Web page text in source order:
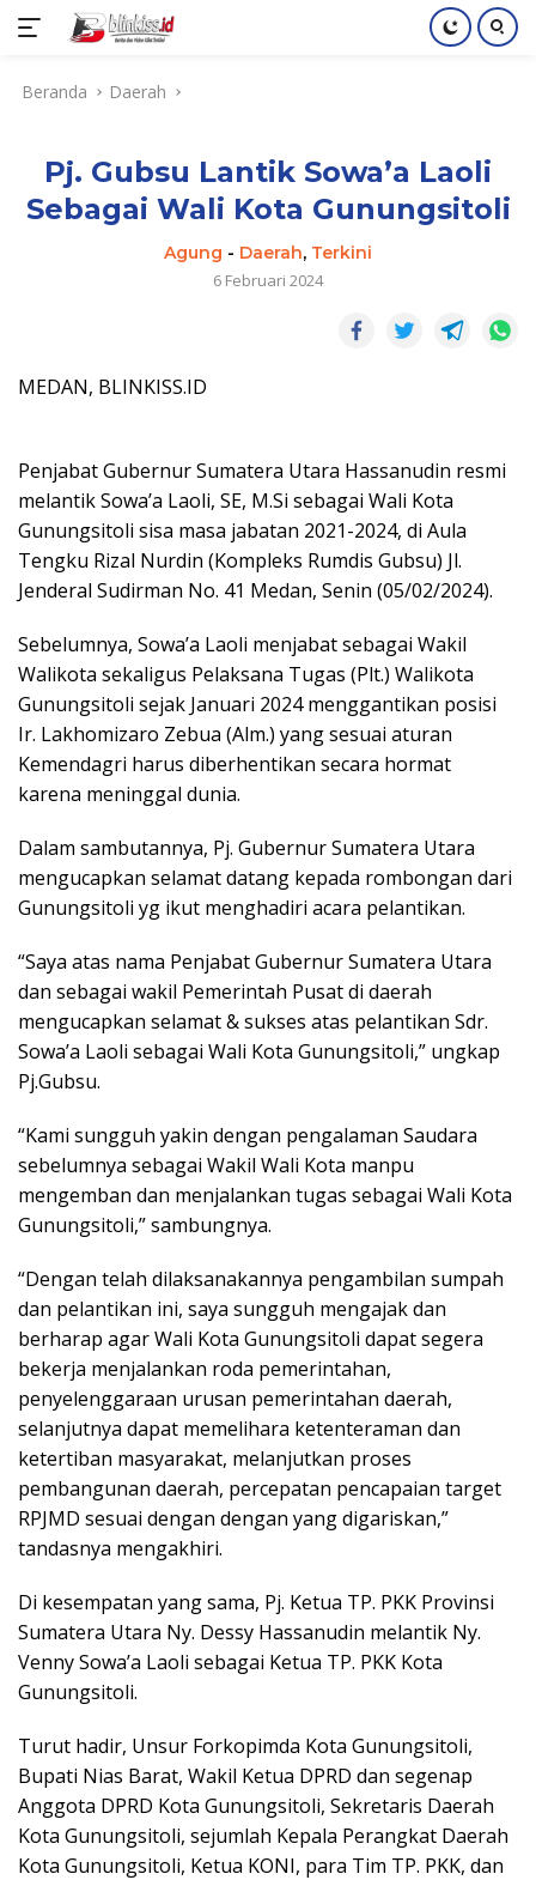
Beranda Daerah
Pj. Gubsu Lantik Sowa’a Laoli
Sebagai Wali Kota Gunungsitoli
Agung - Daerah, Terkini
6 Februari 2024
MEDAN, BLINKISS.ID
Penjabat Gubernur Sumatera Utara Hassanudin resmi
melantik Sowa’a Laoli, SE, M.Si sebagai Wali Kota
Gunungsitoli sisa masa jabatan 2021-2024, di Aula
Tengku Rizal Nurdin (Kompleks Rumdis Gubsu) Jl.
Jenderal Sudirman No. 41 Medan, Senin (05/02/2024).
Sebelumnya, Sowa’a Laoli menjabat sebagai Wakil
Walikota sekaligus Pelaksana Tugas (Plt.) Walikota
Gunungsitoli sejak Januari 2024 menggantikan posisi
Ir. Lakhomizaro Zebua (Alm.) yang sesuai aturan
Kemendagri harus diberhentikan secara hormat
karena meninggal dunia.
Dalam sambutannya, Pj. Gubernur Sumatera Utara
mengucapkan selamat datang kepada rombongan dari
Gunungsitoli yg ikut menghadiri acara pelantikan.
“Saya atas nama Penjabat Gubernur Sumatera Utara
dan sebagai wakil Pemerintah Pusat di daerah
mengucapkan selamat & sukses atas pelantikan Sdr.
Sowa’a Laoli sebagai Wali Kota Gunungsitoli,” ungkap
Pj.Gubsu.
“Kami sungguh yakin dengan pengalaman Saudara
sebelumnya sebagai Wakil Wali Kota manpu
mengemban dan menjalankan tugas sebagai Wali Kota
Gunungsitoli,” sambungnya.
“Dengan telah dilaksanakannya pengambilan sumpah
dan pelantikan ini, saya sungguh mengajak dan
berharap agar Wali Kota Gunungsitoli dapat segera
bekerja menjalankan roda pemerintahan,
penyelenggaraan urusan pemerintahan daerah,
selanjutnya dapat memelihara ketenteraman dan
ketertiban masyarakat, melanjutkan proses
pembangunan daerah, percepatan pencapaian target
RPJMD sesuai dengan dengan yang digariskan,”
tandasnya mengakhiri.
Di kesempatan yang sama, Pj. Ketua TP. PKK Provinsi
Sumatera Utara Ny. Dessy Hassanudin melantik Ny.
Venny Sowa’a Laoli sebagai Ketua TP. PKK Kota
Gunungsitoli.
Turut hadir, Unsur Forkopimda Kota Gunungsitoli,
Bupati Nias Barat, Wakil Ketua DPRD dan segenap
Anggota DPRD Kota Gunungsitoli, Sekretaris Daerah
Kota Gunungsitoli, sejumlah Kepala Perangkat Daerah
Kota Gunungsitoli, Ketua KONI, para Tim TP. PKK, dan